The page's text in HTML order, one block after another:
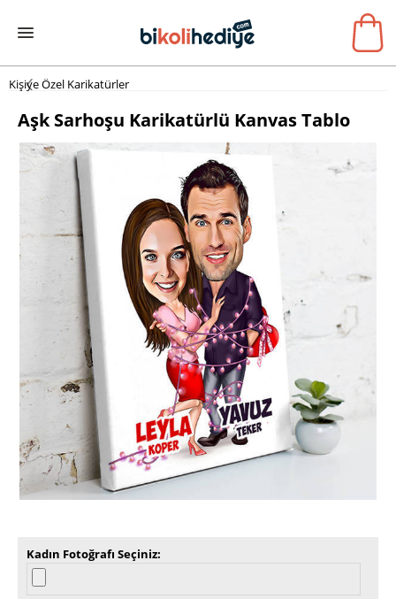
Kişiye Özel Karikatürler
Aşk Sarhoşu Karikatürlü Kanvas Tablo
Kadın Fotoğrafı Seçiniz